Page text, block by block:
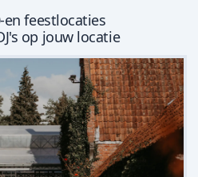
feestlocaties
op jouw locatie